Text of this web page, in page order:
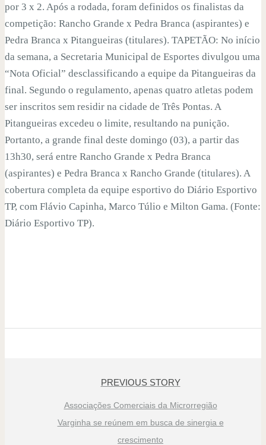
por 3 x 2. Após a rodada, foram definidos os finalistas da
competição: Rancho Grande x Pedra Branca (aspirantes) e
Pedra Branca x Pitangueiras (titulares). TAPETÃO: No início
da semana, a Secretaria Municipal de Esportes divulgou uma
“Nota Oficial” desclassificando a equipe da Pitangueiras da
final. Segundo o regulamento, apenas quatro atletas podem
ser inscritos sem residir na cidade de Três Pontas. A
Pitangueiras excedeu o limite, resultando na punição.
Portanto, a grande final deste domingo (03), a partir das
13h30, será entre Rancho Grande x Pedra Branca
(aspirantes) e Pedra Branca x Rancho Grande (titulares). A
cobertura completa da equipe esportivo do Diário Esportivo
TP, com Flávio Capinha, Marco Túlio e Milton Gama. (Fonte:
Diário Esportivo TP).
PREVIOUS STORY
Associações Comerciais da Microrregião
Varginha se reúnem em busca de sinergia e
crescimento